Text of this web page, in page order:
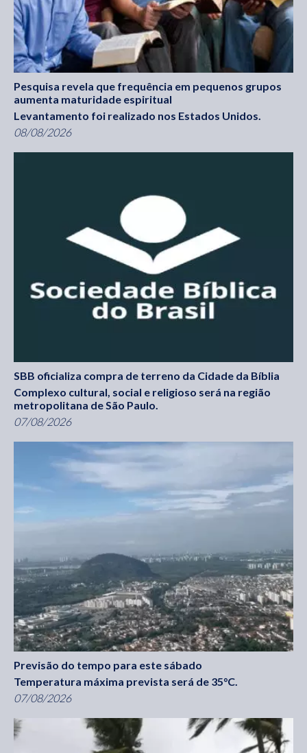
Pesquisa revela que frequência em pequenos grupos
aumenta maturidade espiritual
Levantamento foi realizado nos Estados Unidos.
08/08/2026
SBB oficializa compra de terreno da Cidade da Bíblia
Complexo cultural, social e religioso será na região
metropolitana de São Paulo.
07/08/2026
Previsão do tempo para este sábado
Temperatura máxima prevista será de 35°C.
07/08/2026